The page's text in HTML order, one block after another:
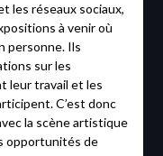
les réseaux sociaux,
à venir où
personne. Ils
sur les
leur travail et les
C’est donc
la scène artistique
opportunités de